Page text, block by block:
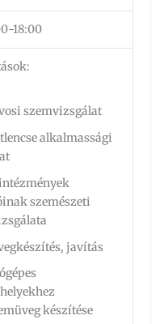
18:00
szemvizsgálat
alkalmassági
szemészeti
javítás
készítése